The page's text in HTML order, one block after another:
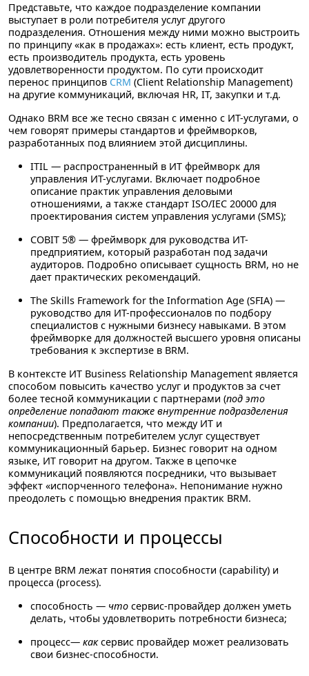
Представьте, что каждое подразделение компании
выступает в роли потребителя услуг другого
подразделения. Отношения между ними можно выстроить
по принципу «как в продажах»: есть клиент, есть продукт,
есть производитель продукта, есть уровень
удовлетворенности продуктом. По сути происходит
перенос принципов CRM (Client Relationship Management)
на другие коммуникаций, включая HR, IT, закупки и т.д.
Однако BRM все же тесно связан с именно с ИТ-услугами, о
чем говорят примеры стандартов и фреймворков,
разработанных под влиянием этой дисциплины.
ITIL — распространенный в ИТ фреймворк для
управления ИТ-услугами. Включает подробное
описание практик управления деловыми
отношениями, а также стандарт ISO/IEC 20000 для
проектирования систем управления услугами (SMS);
COBIT 5® — фреймворк для руководства ИТ-
предприятием, который разработан под задачи
аудиторов. Подробно описывает сущность BRM, но не
дает практических рекомендаций.
The Skills Framework for the Information Age (SFIA) —
руководство для ИТ-профессионалов по подбору
специалистов с нужными бизнесу навыками. В этом
фреймворке для должностей высшего уровня описаны
требования к экспертизе в BRM.
В контексте ИТ Business Relationship Management является
способом повысить качество услуг и продуктов за счет
более тесной коммуникации с партнерами (под это
определение попадают также внутренние подразделения
компании). Предполагается, что между ИТ и
непосредственным потребителем услуг существует
коммуникационный барьер. Бизнес говорит на одном
языке, ИТ говорит на другом. Также в цепочке
коммуникаций появляются посредники, что вызывает
эффект «испорченного телефона». Непонимание нужно
преодолеть с помощью внедрения практик BRM.
Способности и процессы
В центре BRM лежат понятия способности (capability) и
процесса (process).
способность — что сервис-провайдер должен уметь
делать, чтобы удовлетворить потребности бизнеса;
процесс— каксервис провайдер может реализовать
свои бизнес-способности.